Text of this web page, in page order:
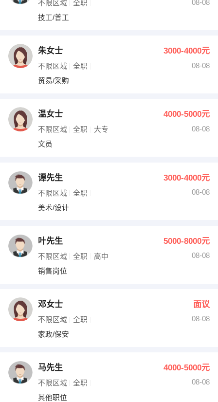
不限区域 全职
08-08
技工/普工
朱女士 3000-4000元
不限区域 全职
08-08
贸易/采购
温女士 4000-5000元
不限区域 全职 大专
08-08
文员
谭先生 3000-4000元
不限区域 全职
08-08
美术/设计
叶先生 5000-8000元
不限区域 全职 高中
08-08
销售岗位
邓女士 面议
不限区域 全职
08-08
家政/保安
马先生 4000-5000元
不限区域 全职
08-08
其他职位